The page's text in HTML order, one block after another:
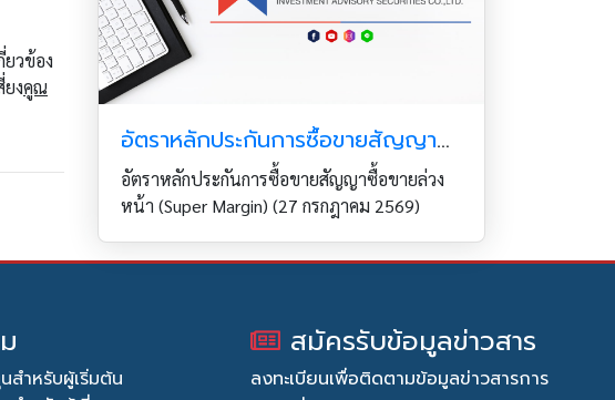
วข้อง
งคูณ
อัตราหลักประกันการซื้อขายสัญญาซื้อขายล่วงหน้า (Super Margin) (27 กรกฎาคม 2569)
อัตราหลักประกันการซื้อขายสัญญาซื้อขายล่วง
หน้า (Super Margin) (27 กรกฎาคม 2569)
สำหรับผู้เริ่มต้น
สมัครรับข้อมูลข่าวสาร
ลงทะเบียนเพื่อติดตามข้อมูลข่าวสารการ